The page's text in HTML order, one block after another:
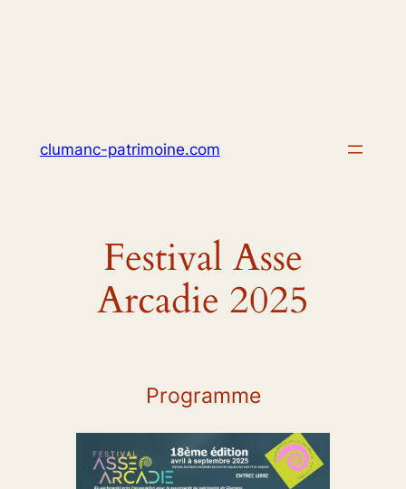
clumanc-patrimoine.com
Festival Asse
Arcadie 2025
Programme